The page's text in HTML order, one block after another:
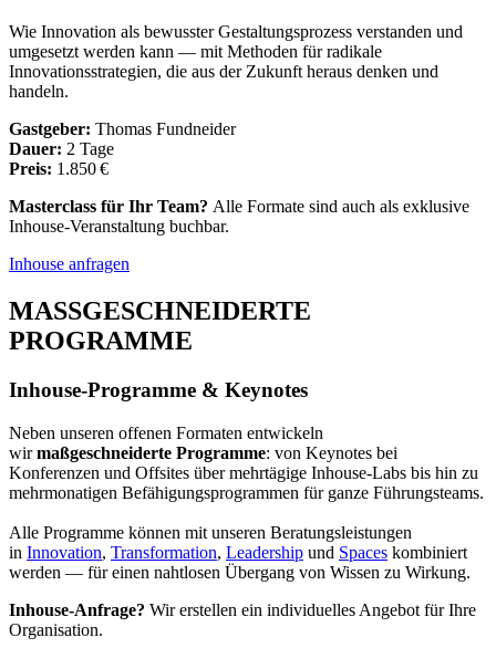
Wie Innovation als bewusster Gestaltungsprozess verstanden und
umgesetzt werden kann — mit Methoden für radikale
Innovationsstrategien, die aus der Zukunft heraus denken und
handeln.
Gastgeber: Thomas Fundneider
Dauer: 2 Tage
Preis: 1.850 €
Masterclass für Ihr Team? Alle Formate sind auch als exklusive
Inhouse-Veranstaltung buchbar.
Inhouse anfragen
MASSGESCHNEIDERTE
PROGRAMME
Inhouse-Programme & Keynotes
Neben unseren offenen Formaten entwickeln
wirmaßgeschneiderte Programme: von Keynotes bei
Konferenzen und Offsites über mehrtägige Inhouse-Labs bis hin zu
mehrmonatigen Befähigungs­programmen für ganze Führungsteams.
Alle Programme können mit unseren Beratungsleistungen
in Innovation, Transformation, Leadership und Spaces kombiniert
werden — für einen nahtlosen Übergang von Wissen zu Wirkung.
Inhouse-Anfrage? Wir erstellen ein individuelles Angebot für Ihre
Organisation.